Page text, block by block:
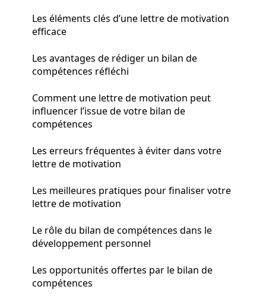
Les éléments clés d’une lettre de motivation
efficace
Les avantages de rédiger un bilan de
compétences réfléchi
Comment une lettre de motivation peut
influencer l’issue de votre bilan de
compétences
Les erreurs fréquentes à éviter dans votre
lettre de motivation
Les meilleures pratiques pour finaliser votre
lettre de motivation
Le rôle du bilan de compétences dans le
développement personnel
Les opportunités offertes par le bilan de
compétences